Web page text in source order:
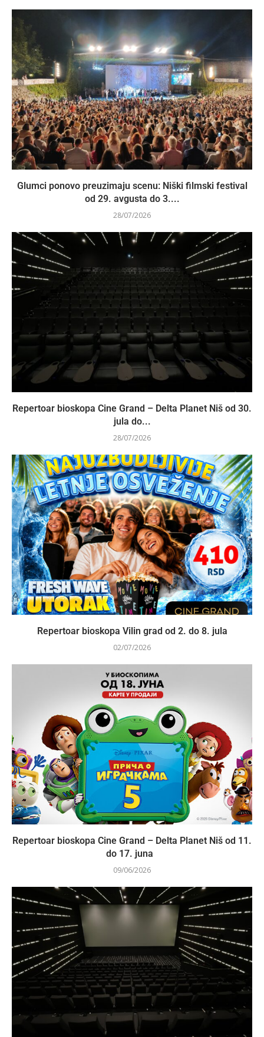
Glumci ponovo preuzimaju scenu: Niški filmski festival
od 29. avgusta do 3....
28/07/2026
Repertoar bioskopa Cine Grand – Delta Planet Niš od 30.
jula do...
28/07/2026
Repertoar bioskopa Vilin grad od 2. do 8. jula
02/07/2026
Repertoar bioskopa Cine Grand – Delta Planet Niš od 11.
do 17. juna
09/06/2026